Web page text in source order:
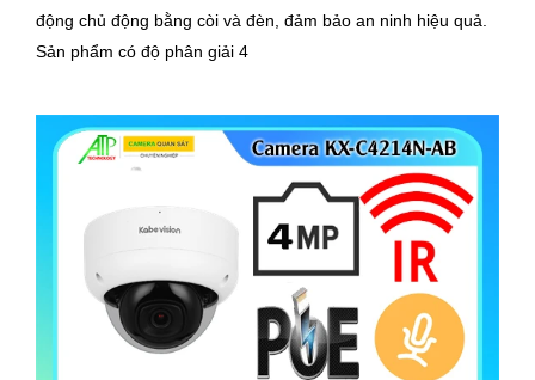
động chủ động bằng còi và đèn, đảm bảo an ninh hiệu quả.
Sản phẩm có độ phân giải 4